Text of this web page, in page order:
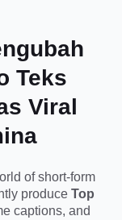
Teks
Viral
of short-form
produce Top
captions, and